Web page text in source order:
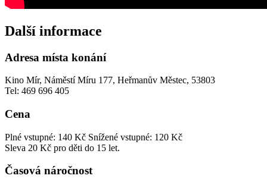
Další informace
Adresa místa konání
Kino Mír, Náměstí Míru 177, Heřmanův Městec, 53803
Tel: 469 696 405
Cena
Plné vstupné: 140 Kč Snížené vstupné: 120 Kč
Sleva 20 Kč pro děti do 15 let.
Časová náročnost